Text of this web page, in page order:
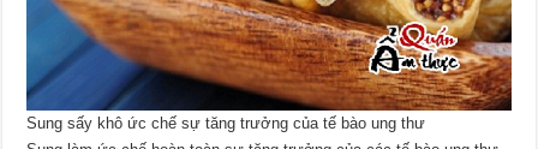
Sung sấy khô ức chế sự tăng trưởng của tế bào ung thư